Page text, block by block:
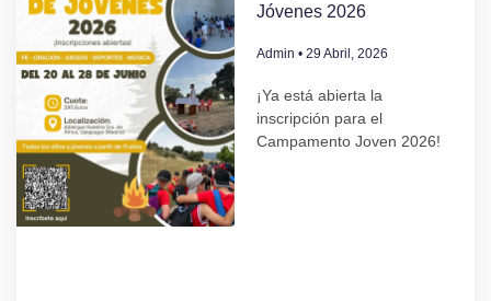
Jóvenes 2026
Admin 29 Abril, 2026
¡Ya está abierta la
inscripción para el
Campamento Joven 2026!